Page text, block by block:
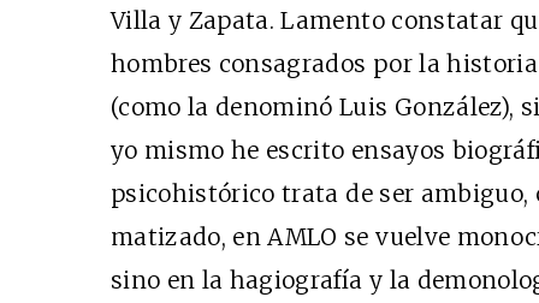
Villa y Zapata. Lamento constatar
hombres consagrados por la
(como la denominó Luis González),
yo mismo he escrito ensayos
psicohistórico trata de ser
matizado, en AMLO se vuelve
sino en la hagiografía y la